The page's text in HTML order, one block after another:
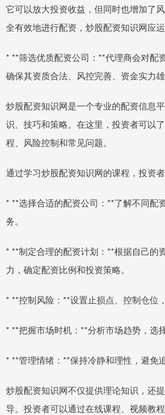
它可以放大投资收益，但同时也增加了
全有效地进行配资，炒股配资知识网应运
* **筛选优质配资公司：**代理商会对配
确保其资质合法、风控完善、资金实力雄
炒股配资知识网是一个专业的配资信息
识、技巧和策略。在这里，投资者可以
程、风险控制和常见问题。
通过学习炒股配资知识网的课程，投资
* **选择合适的配资公司：**了解不同配
务。
* **制定合理的配资计划：**根据自己的
力，确定配资比例和投资策略。
* **控制风险：**设置止损点、控制仓位
* **把握市场时机：**分析市场趋势，选
* **管理情绪：**保持冷静和理性，避免追
炒股配资知识网不仅提供理论知识，还
导。投资者可以通过在线课程、视频教